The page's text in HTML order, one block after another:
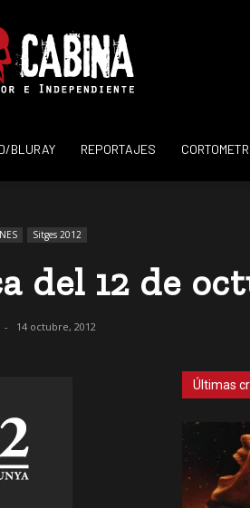
BLURAY REPORTAJES
Sitges 2012
del 12 de
- 14 octubre, 2012
Últimas